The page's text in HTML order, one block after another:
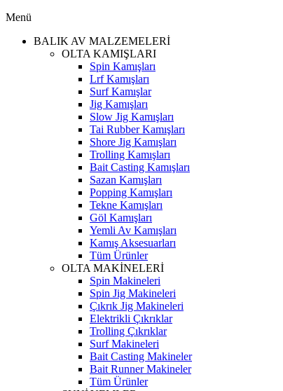
Menü
BALIK AV MALZEMELERİ
OLTA KAMIŞLARI
Spin Kamışları
Lrf Kamışları
Surf Kamışlar
Jig Kamışları
Slow Jig Kamışları
Tai Rubber Kamışları
Shore Jig Kamışları
Trolling Kamışları
Bait Casting Kamışları
Sazan Kamışları
Popping Kamışları
Tekne Kamışları
Göl Kamışları
Yemli Av Kamışları
Kamış Aksesuarları
Tüm Ürünler
OLTA MAKİNELERİ
Spin Makineleri
Spin Jig Makineleri
Çıkrık Jig Makineleri
Elektrikli Çıkrıklar
Trolling Çıkrıklar
Surf Makineleri
Bait Casting Makineler
Bait Runner Makineler
Tüm Ürünler